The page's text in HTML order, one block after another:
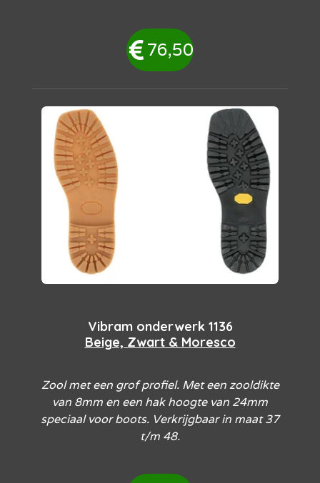
76,50
Vibram onderwerk 1136
Beige, Zwart & Moresco
Zool met een grof profiel. Met een zooldikte
van 8mm en een hak hoogte van 24mm
speciaal voor boots. Verkrijgbaar in maat 37
t/m 48.